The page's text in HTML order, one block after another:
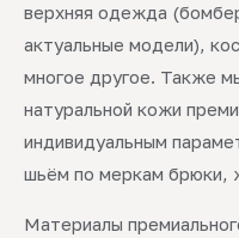
верхняя одежда
актуальные модели),
многое другое. Также
натуральной кожи
индивидуальным
шьём по меркам брюки,
Материалы